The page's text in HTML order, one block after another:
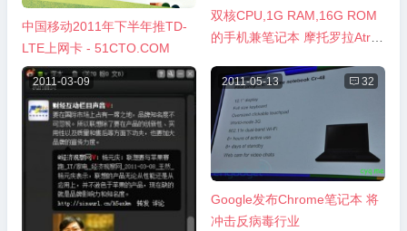
中国移动2011年下半年推TD-
LTE上网卡 - 51CTO.COM
双核CPU,1G RAM,16G ROM
的手机兼笔记本 摩托罗拉Atrix
2011-03-09 2011-05-13  32
Google发布Chrome笔记本 将
冲击反病毒行业